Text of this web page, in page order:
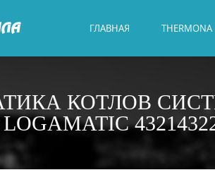
ГЛАВНАЯ THERMONA
КОТЛОВ